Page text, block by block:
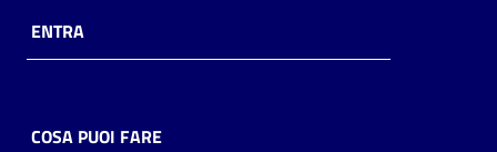
ENTRA
COSA PUOI FARE